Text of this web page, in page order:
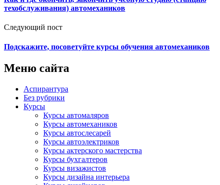
техобслуживания) автомехаников
Следующий пост
Подскажите, посоветуйте курсы обучения автомехаников
Меню сайта
Аспирантура
Без рубрики
Курсы
Курсы автомаляров
Курсы автомехаников
Курсы автослесарей
Курсы автоэлектриков
Курсы актерского мастерства
Курсы бухгалтеров
Курсы визажистов
Курсы дизайна интерьера